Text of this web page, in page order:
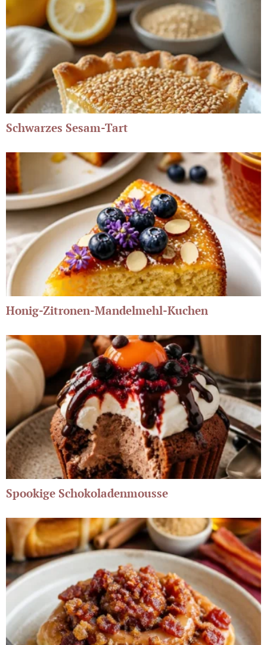
Schwarzes Sesam-Tart
Honig-Zitronen-Mandelmehl-Kuchen
Spookige Schokoladenmousse